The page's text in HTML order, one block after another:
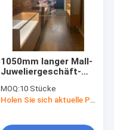
1050mm langer Mall-
Juweliergeschäft-
MOQ:10 Stücke
Holen Sie sich aktuelle Preis